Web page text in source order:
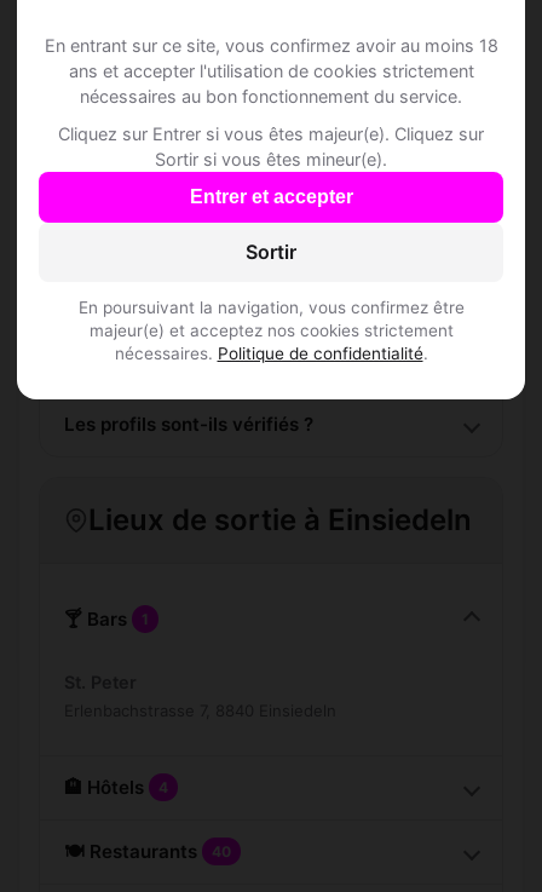
En entrant sur ce site, vous confirmez avoir au moins 18
ans et accepter l'utilisation de cookies strictement
nécessaires au bon fonctionnement du service.
Cliquez sur Entrer si vous êtes majeur(e). Cliquez sur
Sortir si vous êtes mineur(e).
Entrer et accepter
Sortir
En poursuivant la navigation, vous confirmez être
majeur(e) et acceptez nos cookies strictement
nécessaires. Politique de confidentialité.
Questions fréquentes
Comment trouver Speed Dating à Einsiedeln
L'inscription est-elle gratuite ?
Combien de membres Speed Dating sont
inscrits à Einsiedeln ?
Les profils sont-ils vérifiés ?
Lieux de sortie à Einsiedeln
🍸 Bars 1
🏨 Hôtels 4
🍽️ Restaurants 40